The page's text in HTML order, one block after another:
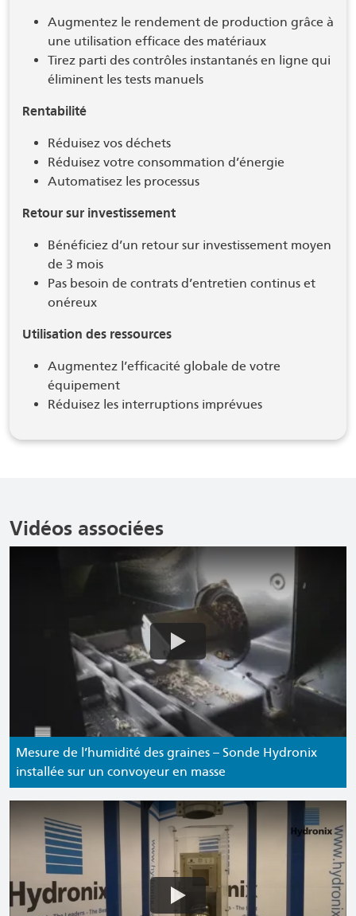
Augmentez le rendement de production grâce à
une utilisation efficace des matériaux
Tirez parti des contrôles instantanés en ligne qui
éliminent les tests manuels
Rentabilité
Réduisez vos déchets
Réduisez votre consommation d’énergie
Automatisez les processus
Retour sur investissement
Bénéficiez d’un retour sur investissement moyen
de 3 mois
Pas besoin de contrats d’entretien continus et
onéreux
Utilisation des ressources
Augmentez l’efficacité globale de votre
équipement
Réduisez les interruptions imprévues
Vidéos associées
Mesure de l’humidité des graines – Sonde Hydronix
installée sur un convoyeur en masse